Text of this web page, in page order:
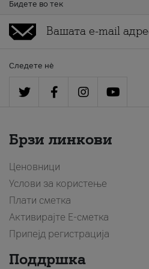
Бидете во тек
Следете нè
Брзи линкови
Ценовници
Услови за користење
Плати сметка
Активирајте Е-сметка
Припејд регистрација
Поддршка